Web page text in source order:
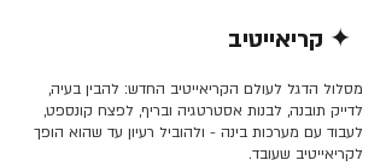
✦ קריאייטיב
מסלול הדגל לעולם הקריאייטיב החדש: להבין בעיה,
לדייק תובנה, לבנות אסטרטגיה ובריף, לפצח קונספט,
לעבוד עם מערכות בינה - ולהוביל רעיון עד שהוא הופך
לקריאייטיב שעובד.